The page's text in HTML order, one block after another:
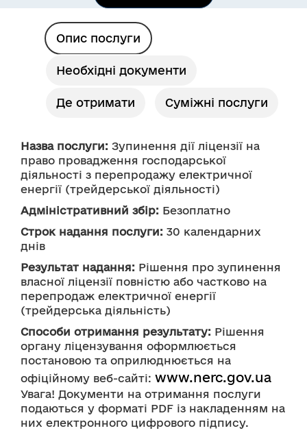
Опис послуги
Необхідні документи
Де отримати Суміжні послуги
Назва послуги: Зупинення дії ліцензії на
право провадження господарської
діяльності з перепродажу електричної
енергії (трейдерської діяльності)
Адміністративний збір: Безоплатно
Строк надання послуги: 30 календарних
днів
Результат надання: Рішення про зупинення
власної ліцензії повністю або частково на
перепродаж електричної енергії
(трейдерська діяльність)
Способи отримання результату: Рішення
органу ліцензування оформлюється
постановою та оприлюднюється на
офіційному веб-сайті: www.nerc.gov.ua
Увага! Документи на отримання послуги
подаються у форматі PDF із накладенням на
них електронного цифрового підпису.